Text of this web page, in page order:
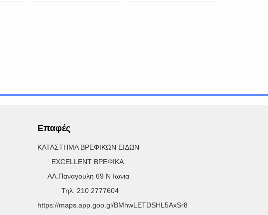
Επαφές
ΚΑΤΑΣΤΗΜΑ ΒΡΕΦΙΚΏΝ ΕΙΔΩΝ
EXCELLENT ΒΡΕΦΙΚΑ
ΑΛ.Παναγουλη 69 Ν Ιωνια
Τηλ. 210 2777604
https://maps.app.goo.gl/BMhwLETDSHL5AxSr8